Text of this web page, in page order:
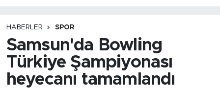
HABERLER SPOR
Samsun'da Bowling
Türkiye Şampiyonası
heyecanı tamamlandı
Son Dakika Haberleri
Haber Arşivi